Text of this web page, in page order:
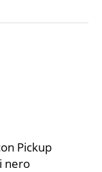
Pickup
nero